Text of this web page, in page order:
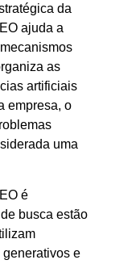
da
ajuda a
as
artificiais
empresa, o
uma
é
busca estão
e